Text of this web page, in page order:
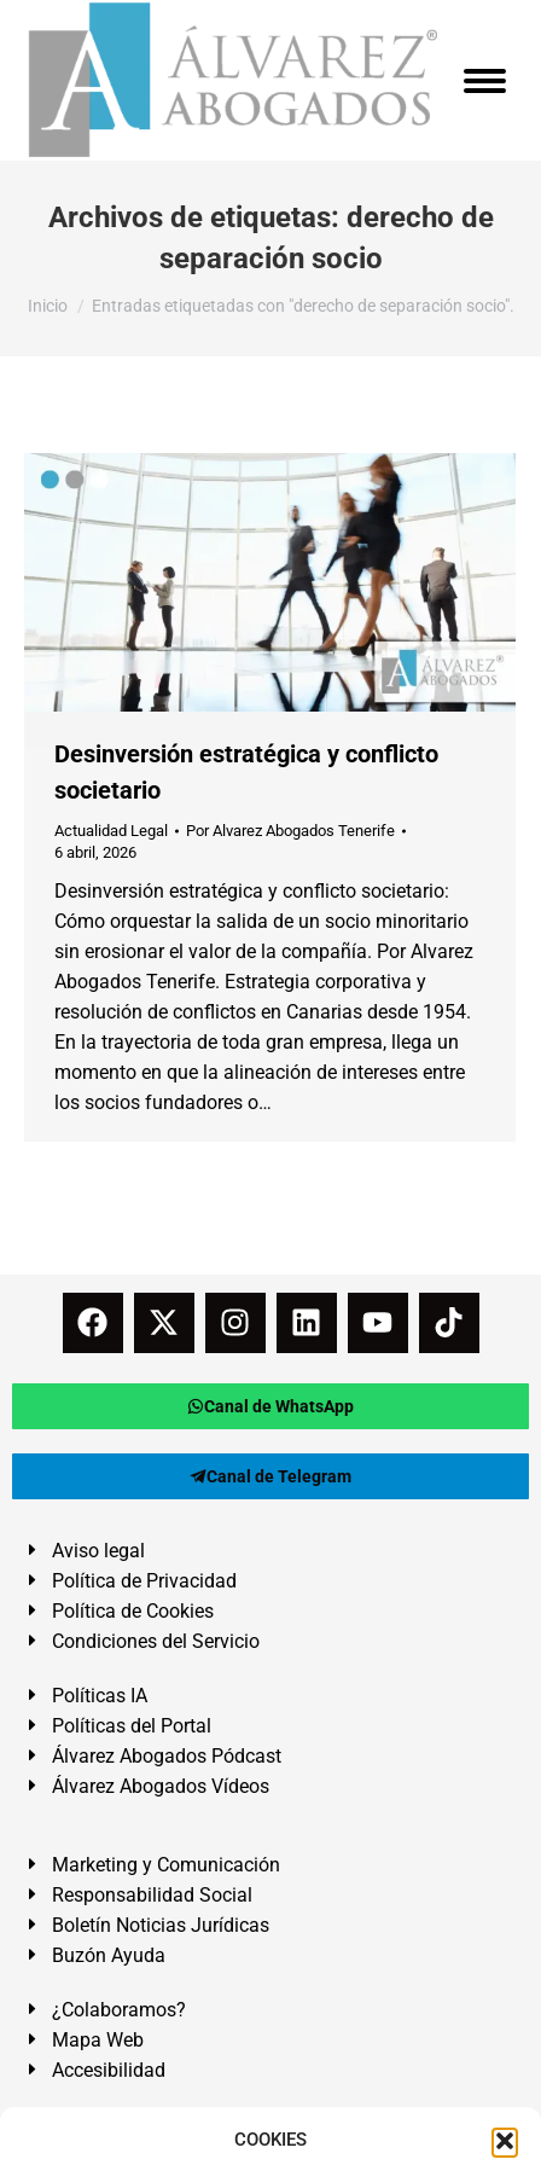
COOKIES
Archivos de etiquetas: derecho de
separación socio
Estás aquí:
Inicio Entradas etiquetadas con "derecho de separación socio".
Desinversión estratégica y conflicto
societario
Actualidad Legal PorAlvarez Abogados Tenerife
6 abril, 2026
Desinversión estratégica y conflicto societario:
Cómo orquestar la salida de un socio minoritario
sin erosionar el valor de la compañía. Por Alvarez
Abogados Tenerife. Estrategia corporativa y
resolución de conflictos en Canarias desde 1954.
En la trayectoria de toda gran empresa, llega un
momento en que la alineación de intereses entre
los socios fundadores o…
Canal de WhatsApp
Canal de Telegram
Aviso legal
Política de Privacidad
Política de Cookies
Condiciones del Servicio
Políticas IA
Políticas del Portal
Álvarez Abogados Pódcast
Álvarez Abogados Vídeos
Marketing y Comunicación
Responsabilidad Social
Boletín Noticias Jurídicas
Buzón Ayuda
¿Colaboramos?
Mapa Web
Accesibilidad
Álvarez Abogados Tenerife:Calle Teobaldo Power Nº 7,